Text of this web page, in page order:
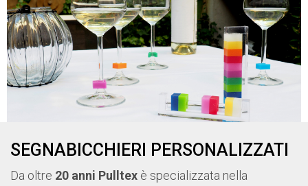
SEGNABICCHIERI PERSONALIZZATI
Da oltre 20 anni Pulltex è specializzata nella